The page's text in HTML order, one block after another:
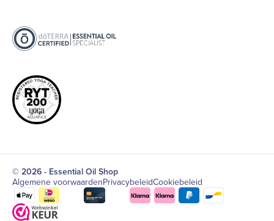
© 2026 - Essential Oil Shop
Algemene voorwaardenPrivacybeleidCookiebeleid